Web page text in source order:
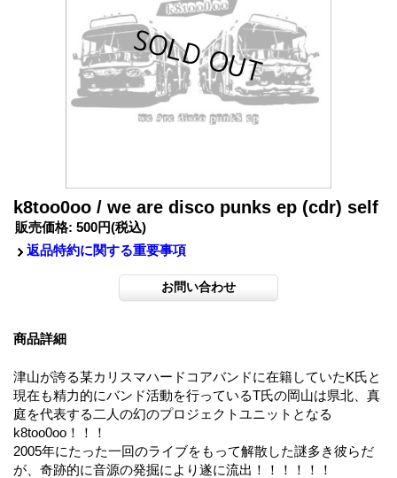
k8too0oo / we are disco punks ep (cdr) self
販売価格: 500円(税込)
返品特約に関する重要事項
商品詳細
津山が誇る某カリスマハードコアバンドに在籍していたK氏と
現在も精力的にバンド活動を行っているT氏の岡山は県北、真
庭を代表する二人の幻のプロジェクトユニットとなる
k8too0oo！！！
2005年にたった一回のライブをもって解散した謎多き彼らだ
が、奇跡的に音源の発掘により遂に流出！！！！！！